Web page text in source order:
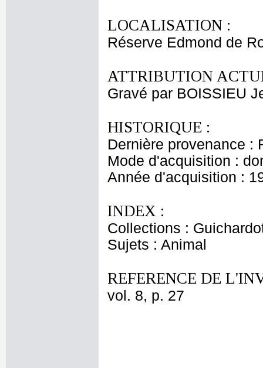
LOCALISATION :
Réserve Edmond de
ATTRIBUTION
Gravé par BOISSIEU
HISTORIQUE :
Dernière provenance :
Mode d'acquisition :
Année d'acquisition :
INDEX :
Collections :
Sujets : Animal
REFERENCE DE
vol. 8, p. 27